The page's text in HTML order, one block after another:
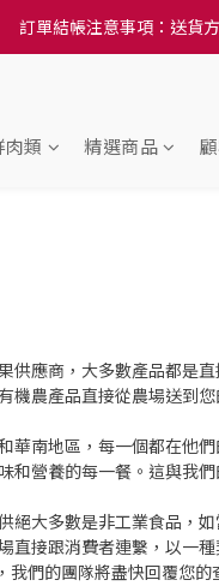
訂單結帳注意事項：送貨
訂單結帳注意事項：送貨
隆重推出本
訂單結帳注意事項：送貨
肉類 精選商品
供應商，大多數產品都是
機農產品直接從農場送到
華南地區，每一個都在他
和營養的每一餐。這與我
絕大多數是非工業食品，
直接跟消費者連繫，以一
們的團隊將盡快回覆您的